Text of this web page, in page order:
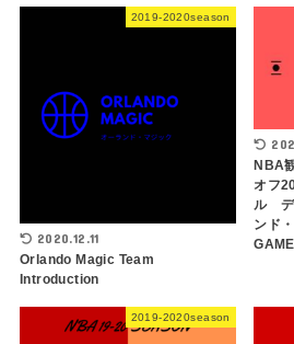
2019-2020season
2020.12.11
Orlando Magic Team
Introduction
NBA
オフ
ル デ
ンド
2019-2020season